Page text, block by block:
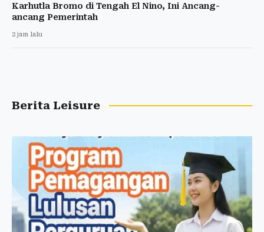
Karhutla Bromo di Tengah El Nino, Ini Ancang-
ancang Pemerintah
2 jam lalu
Berita Leisure